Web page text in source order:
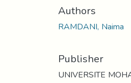
Authors
RAMDANI, Naima
Publisher
UNIVERSITE